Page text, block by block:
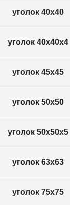
уголок 40х40
уголок 40х40х4
уголок 45х45
уголок 50х50
уголок 50х50х5
уголок 63х63
уголок 75х75